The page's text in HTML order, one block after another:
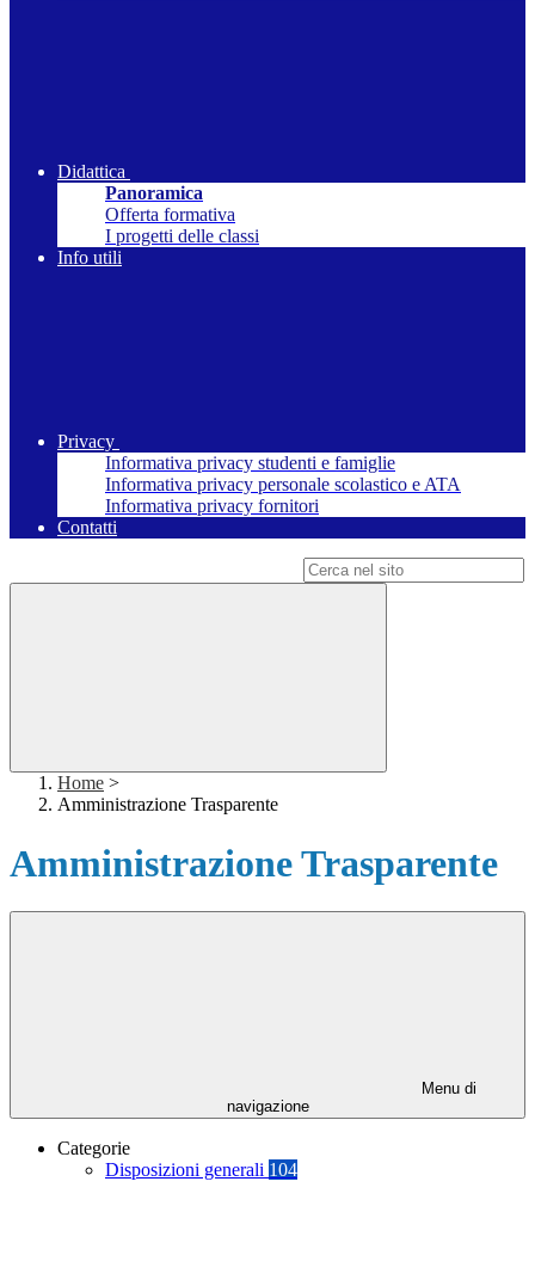
Didattica
Panoramica
Offerta formativa
I progetti delle classi
Info utili
Privacy
Informativa privacy studenti e famiglie
Informativa privacy personale scolastico e ATA
Informativa privacy fornitori
Contatti
Home >
Amministrazione Trasparente
Amministrazione Trasparente
Menu di
navigazione
Categorie
Disposizioni generali 104